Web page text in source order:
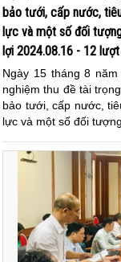
bảo tưới, cấp nước,
lực và một số đối
lợi 2024.08.16 - 12
Ngày 15 tháng 8
nghiệm thu đề tài
bảo tưới, cấp nước,
lực và một số đối